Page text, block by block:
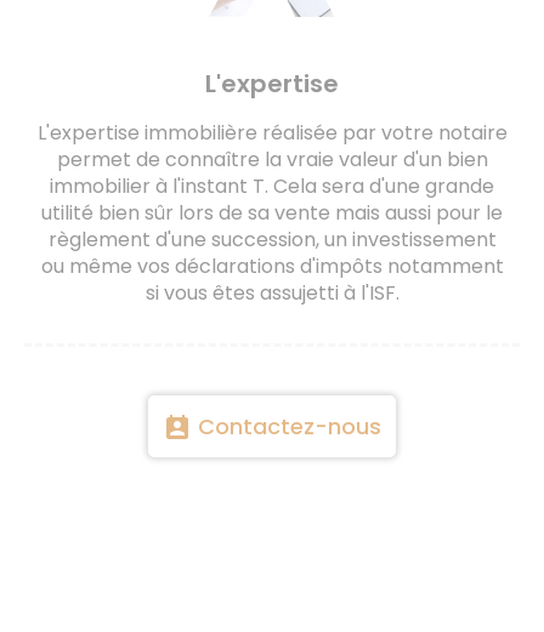
L'expertise
L'expertise immobilière réalisée par votre notaire
permet de connaître la vraie valeur d'un bien
immobilier à l'instant T. Cela sera d'une grande
utilité bien sûr lors de sa vente mais aussi pour le
règlement d'une succession, un investissement
ou même vos déclarations d'impôts notamment
si vous êtes assujetti à l'ISF.
perm_contact_calendar Contactez-nous